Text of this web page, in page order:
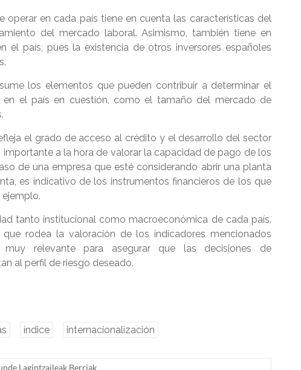
operar en cada país tiene en cuenta las características del
del mercado laboral. Asimismo, también tiene en
el país, pues la existencia de otros inversores españoles
los elementos que pueden contribuir a determinar el
el país en cuestión, como el tamaño del mercado de
el grado de acceso al crédito y el desarrollo del sector
a la hora de valorar la capacidad de pago de los
de una empresa que esté considerando abrir una planta
es indicativo de los instrumentos financieros de los que
tanto institucional como macroeconómica de cada país.
rodea la valoración de los indicadores mencionados
relevante para asegurar que las decisiones de
al perfil de riesgo deseado.
índice internacionalización
Lagintzaileak Berriak